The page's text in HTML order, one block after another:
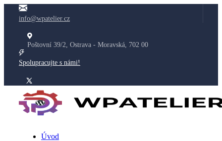
info@wpatelier.cz
Poštovní 39/2, Ostrava - Moravská, 702 00
Spolupracujte s námi!
Úvod